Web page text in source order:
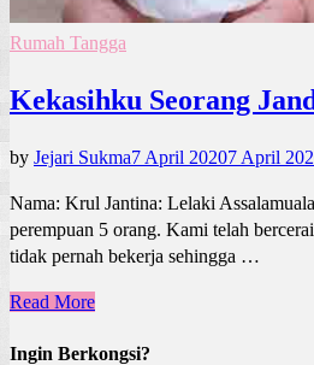
Rumah Tangga
Kekasihku Seorang
by Jejari Sukma7 April 20207 April
Nama: Krul Jantina: Lelaki
perempuan 5 orang. Kami telah
tidak pernah bekerja sehingga …
Read More
Ingin Berkongsi?